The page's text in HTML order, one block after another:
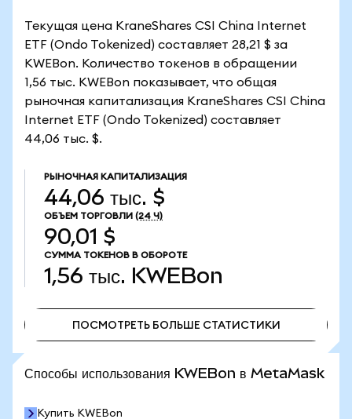
Текущая цена KraneShares CSI China Internet
ETF (Ondo Tokenized) составляет 28,21 $ за
KWEBon. Количество токенов в обращении
1,56 тыс. KWEBon показывает, что общая
рыночная капитализация KraneShares CSI China
Internet ETF (Ondo Tokenized) составляет
44,06 тыс. $.
РЫНОЧНАЯ КАПИТАЛИЗАЦИЯ
44,06 тыс. $
ОБЪЕМ ТОРГОВЛИ (24 Ч)
90,01 $
СУММА ТОКЕНОВ В ОБОРОТЕ
1,56 тыс. KWEBon
ПОСМОТРЕТЬ БОЛЬШЕ СТАТИСТИКИ
Способы использования KWEBon в MetaMask
Купить KWEBon